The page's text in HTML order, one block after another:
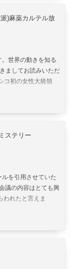
)麻薬カルテル放
世界の動きを知る
ましてお読みいただ
コ初の女性大統領
ステリー
を引用させていた
議の内容はとても興
われたと言えま